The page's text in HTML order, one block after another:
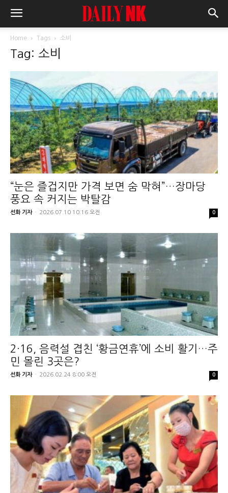
Home Tags 소비
Tag: 소비
“눈은 즐겁지만 가격 보면 숨 막혀”…장마당
풍요 속 커지는 박탈감
선화 기자 - 2026.07.10 10:16 오전 0
2·16, 음력설 겹친 ‘황금연휴’에 소비 활기…주
민 몰린 3곳은?
선화 기자 - 2026.02.24 8:00 오전 0